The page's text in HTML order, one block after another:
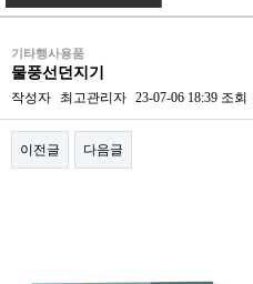
기타행사용품
물풍선던지기
작성자 최고관리자 23-07-06 18:39 조회
이전글 다음글